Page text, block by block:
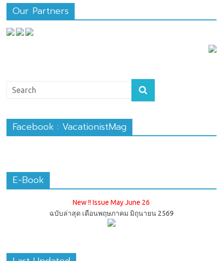
Our Partners
Facebook : VacationistMag
E-Book
New !! Issue May June 26
ฉบับล่าสุด เดือนพฤษภาคม มิถุนายน 2569